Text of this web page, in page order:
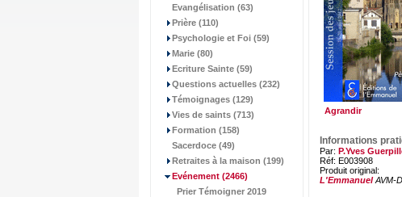
Evangélisation (63)
Prière (110)
Psychologie et Foi (59)
Marie (80)
Ecriture Sainte (59)
Questions actuelles (232)
Témoignages (129)
Vies de saints (713)
Formation (158)
Sacerdoce (49)
Retraites à la maison (199)
Evénement (2466)
Prier Témoigner 2019
Agrandir
Informations
Par: P.Yves
Réf: E003908
Produit original:
L'EmmanuelAVM-